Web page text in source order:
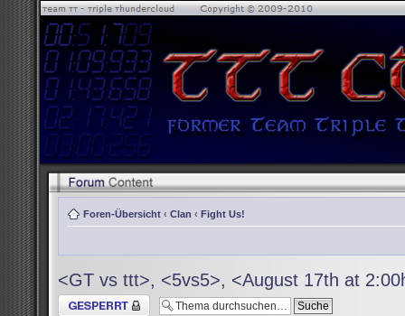
Foren-Übersicht ‹ Clan ‹ Fight Us!
<GT vs ttt>, <5vs5>, <August 17th at
Thema gesperrt